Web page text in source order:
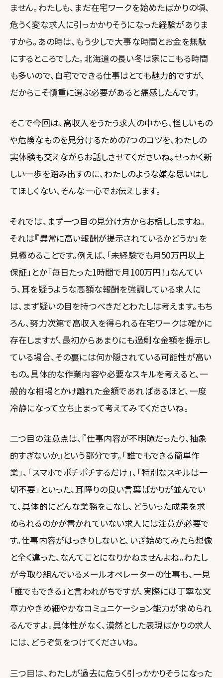
ません。わたしも、まだ在宅ワークを始めたばかりの頃、
危うく変な求人に引っかかりそうになった経験がありま
すから。あの時は、もう少しで大事な時間とお金を無駄
にするところでした。北海道の長い冬は家にこもる時間
も多いので、自宅でできる仕事はとても魅力的ですが、
だからこそ慎重に選ぶ必要があると痛感したんです。
そこで今回は、高収入をうたう求人の中から、怪しいもの
や危険なものを見分けるための7つのコツを、わたしの
実体験も交えながらお話しさせてくださいね。せっかく新
しい一歩を踏み出すのに、わたしのような嫌な思いはし
てほしくない、そんな一心でお伝えします。
それでは、まず一つ目の見分け方からお話ししますね。
それは『異常に高い報酬が提示されているかどうか』を
見極めることです。例えば、「未経験でも月50万円以上
保証」とか「毎日たった1時間で月100万円！」なんてい
う、耳を疑うような高額な報酬を強調している求人に
は、まず疑いの目を持つべきだとわたしは考えます。もち
ろん、努力次第で高収入を得られる在宅ワークは確かに
存在しますが、最初からあまりにも過剰な金額を提示し
ている場合、その裏には何か隠されている可能性が高い
もの。具体的な作業内容や必要なスキルを考えると、一
般的な相場とかけ離れた金額であればあるほど、一度
冷静になって立ち止まって考えてみてくださいね。
二つ目の注意点は、『仕事内容が不明瞭だったり、抽象
的すぎないか』という部分です。「誰でもできる簡単作
業」、「スマホでポチポチするだけ」、「特別なスキルは一
切不要」といった、耳障りの良い言葉ばかりが並んでい
て、具体的にどんな業務をこなし、どういった成果を求
められるのかが書かれていない求人には注意が必要で
す。仕事内容がはっきりしないと、いざ始めてみたら想像
と全く違った、なんてことになりかねませんよね。わたし
が今取り組んでいるメールオペレーターの仕事も、一見
「誰でもできる」と言われがちですが、実際には丁寧な文
章力やきめ細やかなコミュニケーション能力が求められ
るんですよ。具体性がなく、漠然とした表現ばかりの求人
には、どうぞ気をつけてくださいね。
三つ目は、わたしが過去に危うく引っかかりそうになった